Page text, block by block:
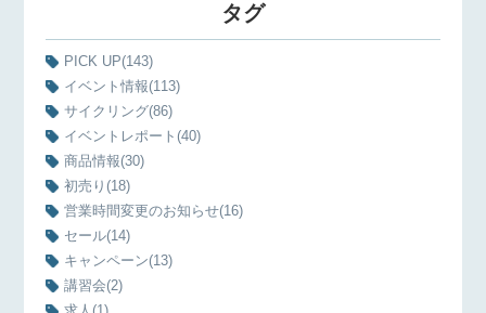
タグ
PICK UP(143)
イベント情報(113)
サイクリング(86)
イベントレポート(40)
商品情報(30)
初売り(18)
営業時間変更のお知らせ(16)
セール(14)
キャンペーン(13)
講習会(2)